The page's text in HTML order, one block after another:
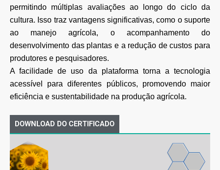
permitindo múltiplas avaliações ao longo do ciclo da
cultura. Isso traz vantagens significativas, como o suporte
ao manejo agrícola, o acompanhamento do
desenvolvimento das plantas e a redução de custos para
produtores e pesquisadores.
A facilidade de uso da plataforma torna a tecnologia
acessível para diferentes públicos, promovendo maior
eficiência e sustentabilidade na produção agrícola.
DOWNLOAD DO CERTIFICADO